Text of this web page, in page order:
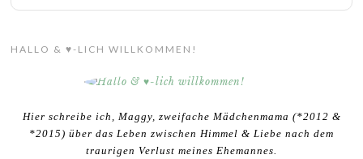
HALLO & ♥-LICH WILLKOMMEN!
Hier schreibe ich, Maggy, zweifache Mädchenmama (*2012 &
*2015) über das Leben zwischen Himmel & Liebe nach dem
traurigen Verlust meines Ehemannes.